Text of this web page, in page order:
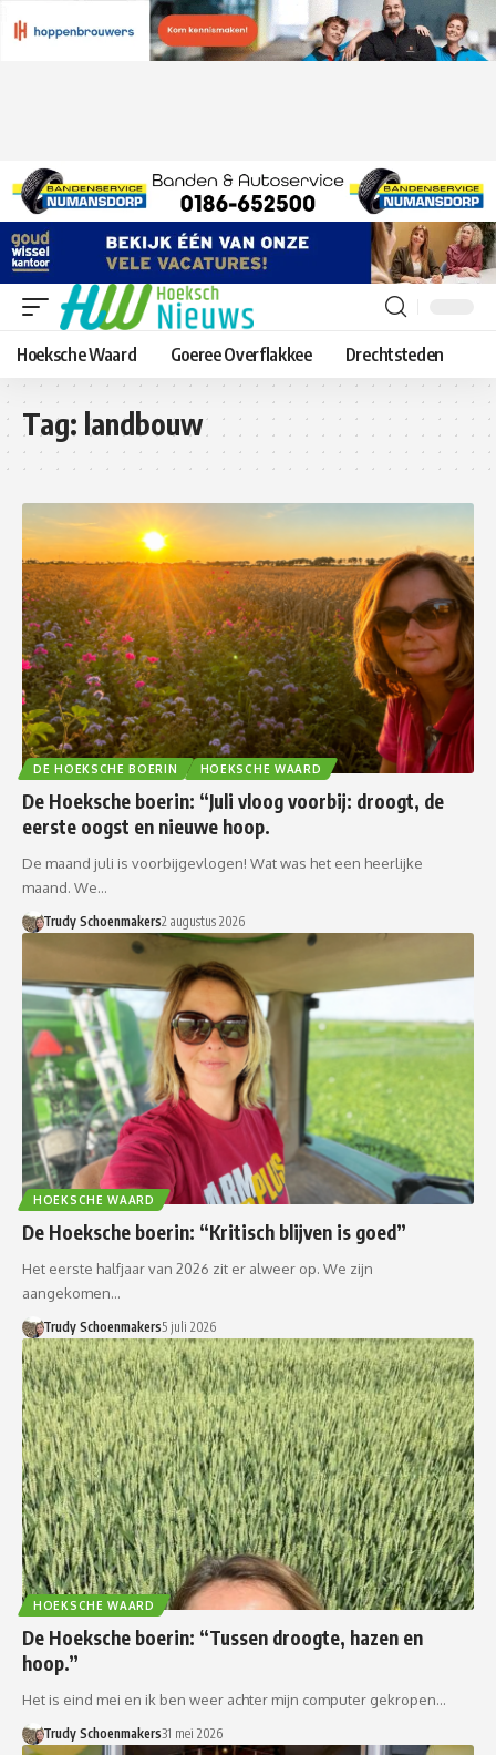
Hoeksche Waard Goeree Overflakkee Drechtsteden
Tag: landbouw
DE HOEKSCHE BOERIN HOEKSCHE WAARD
De Hoeksche boerin: “Juli vloog voorbij: droogt, de
eerste oogst en nieuwe hoop.
De maand juli is voorbijgevlogen! Wat was het een heerlijke
maand. We…
Trudy Schoenmakers2 augustus 2026
HOEKSCHE WAARD
De Hoeksche boerin: “Kritisch blijven is goed”
Het eerste halfjaar van 2026 zit er alweer op. We zijn
aangekomen…
Trudy Schoenmakers5 juli 2026
HOEKSCHE WAARD
De Hoeksche boerin: “Tussen droogte, hazen en
hoop.”
Het is eind mei en ik ben weer achter mijn computer gekropen…
Trudy Schoenmakers31 mei 2026